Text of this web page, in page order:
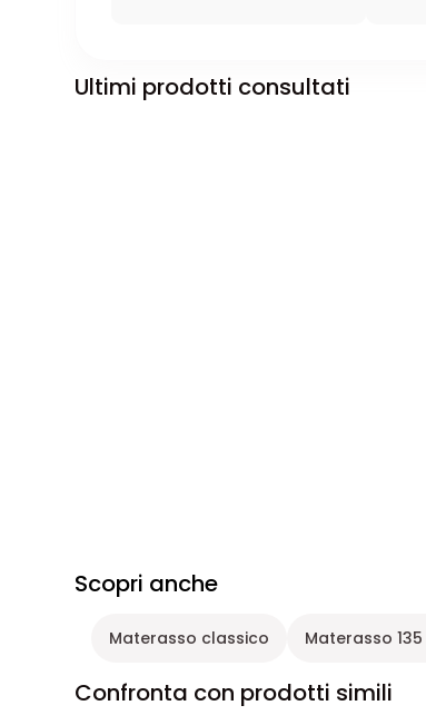
Ultimi prodotti consultati
Scopri anche
Materasso classico Materasso
Confronta con prodotti simili